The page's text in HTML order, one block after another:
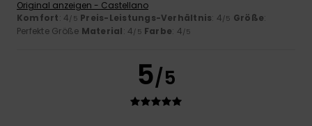
Original anzeigen - Castellano
Komfort: 4/5 Preis-Leistungs-Verhältnis: 4/5 Größe:
Perfekte Größe Material: 4/5 Farbe: 4/5
5/5